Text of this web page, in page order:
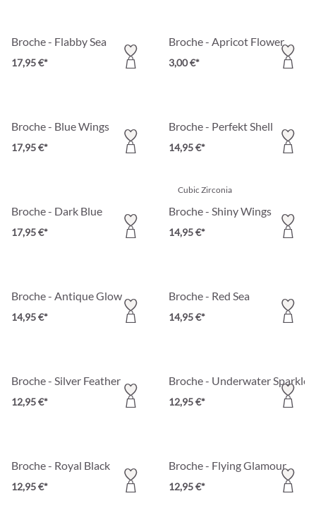
Broche - Flabby Sea
17,95 €*
Broche - Apricot Flower
3,00 €*
Broche - Blue Wings
17,95 €*
Broche - Perfekt Shell
14,95 €*
Broche - Dark Blue
17,95 €*
Cubic Zirconia
Broche - Shiny Wings
14,95 €*
Broche - Antique Glow
14,95 €*
Broche - Red Sea
14,95 €*
Broche - Silver Feather
12,95 €*
Broche - Underwater Sparkle
12,95 €*
Broche - Royal Black
12,95 €*
Broche - Flying Glamour
12,95 €*